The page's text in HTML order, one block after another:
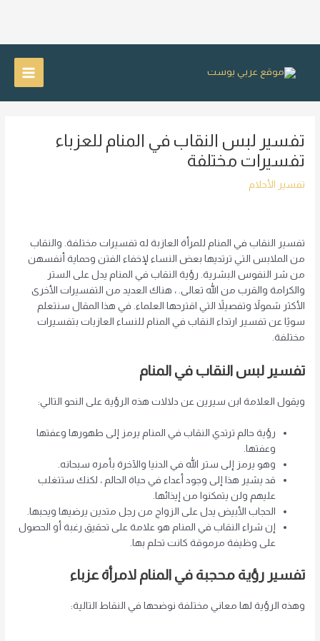
Main
تفسير لبس النقاب في المنام للعزباء
تفسيرات مختلفة
تفسير الأحلام
تفسير النقاب في المنام للمرأة العازبة له تفسيرات مختلفة. والنقاب
من الملابس التي ترتديها بعض النساء لإخفاء الفتن وحماية أنفسهن
من شر النفوس البشرية. رؤية النقاب في المنام يدل على الستر
والكرامة والقرب من الله تعالى. ، هناك العديد من التفسيرات الأخرى
الأكثر شمولاً وتفصيلاً التي اقترحها العلماء. في هذا المقال سنتعلم
سويًا عن تفسير ارتداء النقاب في المنام للنساء العازبات بتفسيرات
مختلفة.
تفسير لبس النقاب في المنام
ويقول العلامة ابن سيرين عن دلالات هذه الرؤية على النحو التالي:
رؤية حالم ترتدي النقاب في المنام يرمز إلى طهورها وعفتها
وعفتها.
وهو يرمز إلى ستر الله في الدنيا والآخرة بأمره سبحانه.
قد يشير هذا إلى وجود أعداء في حياة الحالم ، لكنك ستتغلب
عليهم ولن يتمكنوا من إيذائها.
الحجاب الأبيض يدل على الزواج من رجل متدين يرضيها ويحبها.
إن شراء النقاب في المنام هو علامة على تحقيق رغبة أو الحصول
على وظيفة مرموقة كانت تحلم بها.
تفسير رؤية محجبة في المنام لامرأة عزباء
وهذه الرؤية لها معاني مختلفة نوضحها في النقاط التالية: